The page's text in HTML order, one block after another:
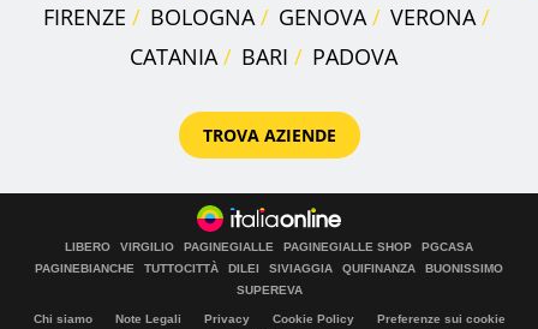
FIRENZE
BOLOGNA GENOVA
VERONA
CATANIA
BARI PADOVA
TROVA AZIENDE
LIBERO VIRGILIO PAGINEGIALLE PAGINEGIALLE SHOP
PGCASA
PAGINEBIANCHE
TUTTOCITTÀ DILEI SIVIAGGIA QUIFINANZA
BUONISSIMO
SUPEREVA
Chi siamo Note Legali Privacy Cookie Policy
Preferenze sui cookie